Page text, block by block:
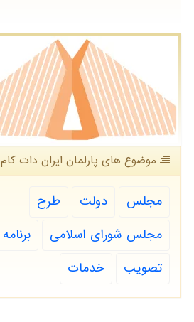
موضوع های پارلمان ایران دات كام
مجلس دولت
طرح
مجلس شورای اسلامی
برنامه
تصویب
خدمات